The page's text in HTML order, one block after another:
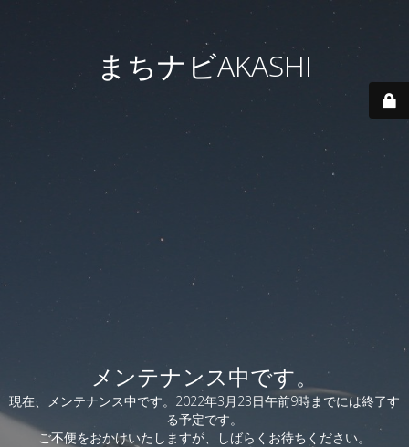
まちナビAKASHI
メンテナンス中です。
現在、メンテナンス中です。2022年3月23日午前9時までには終了す
る予定です。
ご不便をおかけいたしますが、しばらくお待ちください。